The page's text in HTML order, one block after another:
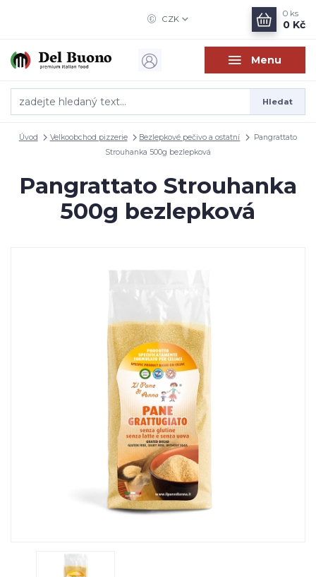
Menu
CZK
Hledat
0 ks
0 Kč
Úvod Velkoobchod pizzerie Bezlepkové pečivo a ostatní
Pangrattato
Strouhanka 500g bezlepková
Pangrattato Strouhanka
500g bezlepková